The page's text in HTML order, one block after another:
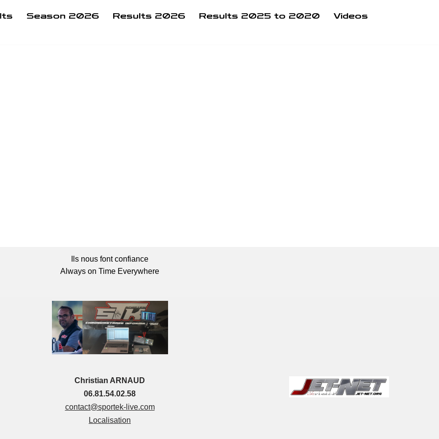
Season 2026 Results 2026 Results 2025 to 2020
Videos
Ils nous font confiance
Always on Time Everywhere
Christian ARNAUD
06.81.54.02.58
contact@sportek-live.com
Localisation